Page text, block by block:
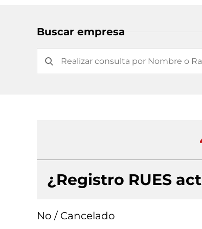
Buscar empresa
¿Registro RUES
No / Cancelado